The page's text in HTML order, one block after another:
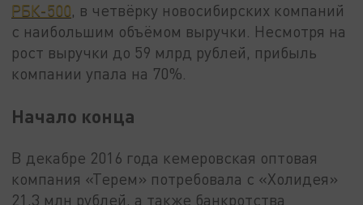
РБК-500, в четвёрку новосибирских компаний
с наибольшим объёмом выручки. Несмотря на
рост выручки до 59 млрд рублей, прибыль
компании упала на 70%.
Начало конца
В декабре 2016 года кемеровская оптовая
компания «Терем» потребовала с «Холидея»
21,3 млн рублей, а также банкротства